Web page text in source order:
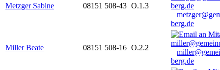
Metzger Sabine 08151 508-43 O.1.3
berg.de
Miller Beate 08151 508-16 O.2.2
berg.de